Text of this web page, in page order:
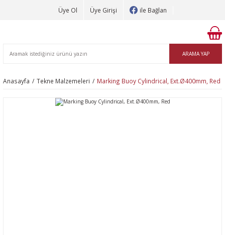
Üye Ol Üye Girişi ile Bağlan
ARAMA YAP
Anasayfa Tekne Malzemeleri Marking Buoy Cylindrical, Ext.Ø400mm, Red